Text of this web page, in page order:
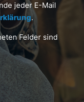
jeder E-Mail
.
Felder sind